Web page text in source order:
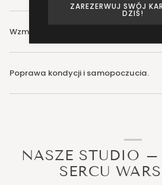
Wzmocnienie kręgosłupa i odciążenie
Poprawa kondycji i samopoczucia.
NASZE STUDIO –
SERCU
ZAREZERWUJ SWÓJ
DZIŚ!